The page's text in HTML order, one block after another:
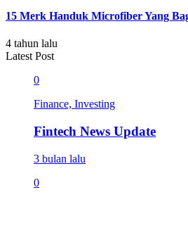
15 Merk Handuk Microfiber Yang
4 tahun lalu
Latest Post
0
Finance, Investing
Fintech News Update
3 bulan lalu
0